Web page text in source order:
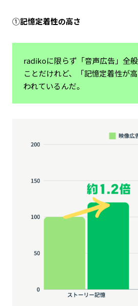
➀記憶定着性の高さ
radikoに限らず「音声広告」全
ことだけれど、「記憶定着性が
われているんだ。